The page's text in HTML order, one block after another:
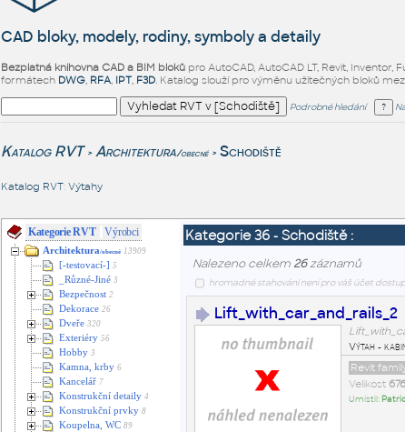
CAD bloky, modely, rodiny, symboly a detaily
Bezplatná knihovna CAD a BIM blokůpro AutoCAD, AutoCAD LT, Revit, Inventor,
formátech DWG, RFA, IPT, F3D. Katalog slouží pro výměnu užitečných bloků
Podrobné hledání
Katalog RVT > Architektura/obecné > Schodiště
Katalog RVT: Výtahy
Kategorie RVT Výrobci
Architektura/obecné 13909
[-testovací-] 5
_Různé-Jiné 3
Bezpečnost 2
Dekorace 26
Dveře 320
Exteriéry 56
Hobby 3
Kamna, krby 6
Kancelář 7
Konstrukční detaily 4
Konstrukční prvky 8
Koupelna, WC 89
Kategorie 36 - Schodiště :
Nalezeno celkem 26záznamů
hromadné stahování není pro váš účet
Lift_with_car_and_rails_2
Výtah -
Revit
Velikost
Umístil: